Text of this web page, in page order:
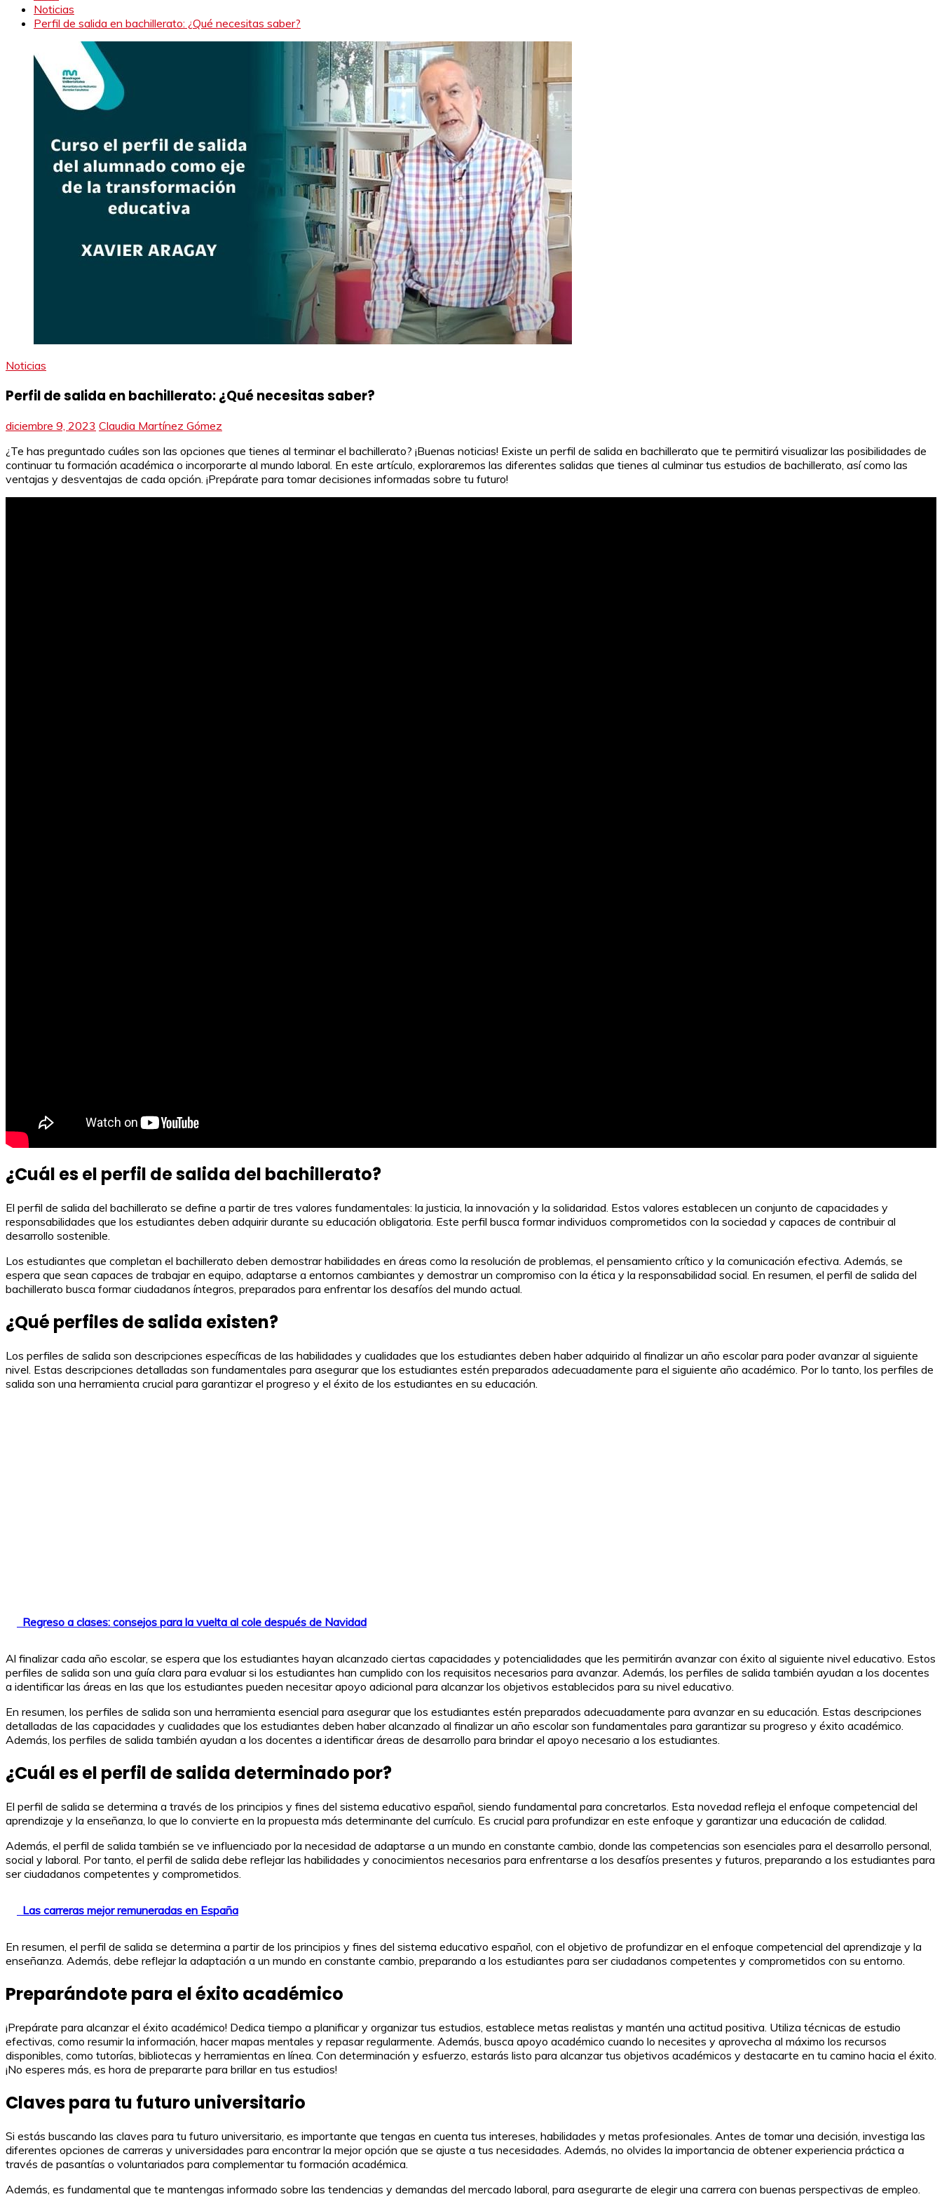
Noticias
Perfil de salida en bachillerato: ¿Qué necesitas saber?
Noticias
Perfil de salida en bachillerato: ¿Qué necesitas saber?
diciembre 9, 2023 Claudia Martínez Gómez
¿Te has preguntado cuáles son las opciones que tienes al terminar el bachillerato? ¡Buenas noticias! Existe un perfil de salida en bachillerato que te permitirá visualizar las posibilidades de
continuar tu formación académica o incorporarte al mundo laboral. En este artículo, exploraremos las diferentes salidas que tienes al culminar tus estudios de bachillerato, así como las
ventajas y desventajas de cada opción. ¡Prepárate para tomar decisiones informadas sobre tu futuro!
¿Cuál es el perfil de salida del bachillerato?
El perfil de salida del bachillerato se define a partir de tres valores fundamentales: la justicia, la innovación y la solidaridad. Estos valores establecen un conjunto de capacidades y
responsabilidades que los estudiantes deben adquirir durante su educación obligatoria. Este perfil busca formar individuos comprometidos con la sociedad y capaces de contribuir al
desarrollo sostenible.
Los estudiantes que completan el bachillerato deben demostrar habilidades en áreas como la resolución de problemas, el pensamiento crítico y la comunicación efectiva. Además, se
espera que sean capaces de trabajar en equipo, adaptarse a entornos cambiantes y demostrar un compromiso con la ética y la responsabilidad social. En resumen, el perfil de salida del
bachillerato busca formar ciudadanos íntegros, preparados para enfrentar los desafíos del mundo actual.
¿Qué perfiles de salida existen?
Los perfiles de salida son descripciones específicas de las habilidades y cualidades que los estudiantes deben haber adquirido al finalizar un año escolar para poder avanzar al siguiente
nivel. Estas descripciones detalladas son fundamentales para asegurar que los estudiantes estén preparados adecuadamente para el siguiente año académico. Por lo tanto, los perfiles de
salida son una herramienta crucial para garantizar el progreso y el éxito de los estudiantes en su educación.
Regreso a clases: consejos para la vuelta al cole después de Navidad
Al finalizar cada año escolar, se espera que los estudiantes hayan alcanzado ciertas capacidades y potencialidades que les permitirán avanzar con éxito al siguiente nivel educativo. Estos
perfiles de salida son una guía clara para evaluar si los estudiantes han cumplido con los requisitos necesarios para avanzar. Además, los perfiles de salida también ayudan a los docentes
a identificar las áreas en las que los estudiantes pueden necesitar apoyo adicional para alcanzar los objetivos establecidos para su nivel educativo.
En resumen, los perfiles de salida son una herramienta esencial para asegurar que los estudiantes estén preparados adecuadamente para avanzar en su educación. Estas descripciones
detalladas de las capacidades y cualidades que los estudiantes deben haber alcanzado al finalizar un año escolar son fundamentales para garantizar su progreso y éxito académico.
Además, los perfiles de salida también ayudan a los docentes a identificar áreas de desarrollo para brindar el apoyo necesario a los estudiantes.
¿Cuál es el perfil de salida determinado por?
El perfil de salida se determina a través de los principios y fines del sistema educativo español, siendo fundamental para concretarlos. Esta novedad refleja el enfoque competencial del
aprendizaje y la enseñanza, lo que lo convierte en la propuesta más determinante del currículo. Es crucial para profundizar en este enfoque y garantizar una educación de calidad.
Además, el perfil de salida también se ve influenciado por la necesidad de adaptarse a un mundo en constante cambio, donde las competencias son esenciales para el desarrollo personal,
social y laboral. Por tanto, el perfil de salida debe reflejar las habilidades y conocimientos necesarios para enfrentarse a los desafíos presentes y futuros, preparando a los estudiantes para
ser ciudadanos competentes y comprometidos.
Las carreras mejor remuneradas en España
En resumen, el perfil de salida se determina a partir de los principios y fines del sistema educativo español, con el objetivo de profundizar en el enfoque competencial del aprendizaje y la
enseñanza. Además, debe reflejar la adaptación a un mundo en constante cambio, preparando a los estudiantes para ser ciudadanos competentes y comprometidos con su entorno.
Preparándote para el éxito académico
¡Prepárate para alcanzar el éxito académico! Dedica tiempo a planificar y organizar tus estudios, establece metas realistas y mantén una actitud positiva. Utiliza técnicas de estudio
efectivas, como resumir la información, hacer mapas mentales y repasar regularmente. Además, busca apoyo académico cuando lo necesites y aprovecha al máximo los recursos
disponibles, como tutorías, bibliotecas y herramientas en línea. Con determinación y esfuerzo, estarás listo para alcanzar tus objetivos académicos y destacarte en tu camino hacia el éxito.
¡No esperes más, es hora de prepararte para brillar en tus estudios!
Claves para tu futuro universitario
Si estás buscando las claves para tu futuro universitario, es importante que tengas en cuenta tus intereses, habilidades y metas profesionales. Antes de tomar una decisión, investiga las
diferentes opciones de carreras y universidades para encontrar la mejor opción que se ajuste a tus necesidades. Además, no olvides la importancia de obtener experiencia práctica a
través de pasantías o voluntariados para complementar tu formación académica.
Además, es fundamental que te mantengas informado sobre las tendencias y demandas del mercado laboral, para asegurarte de elegir una carrera con buenas perspectivas de empleo.